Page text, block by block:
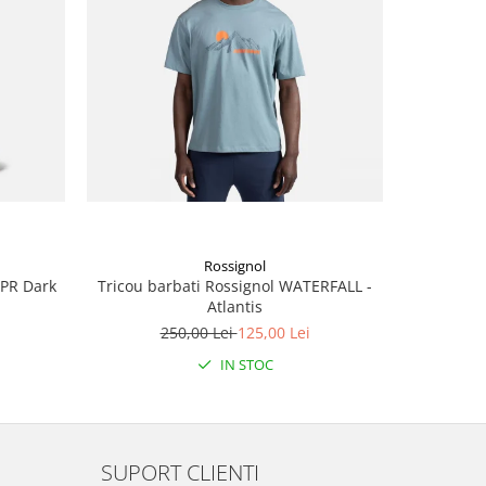
Dark
Rossignol
Tricou barbati Rossignol WATERFALL -
Atlantis
250,00 Lei125,00 Lei
IN STOC
SUPORT CLIENTI